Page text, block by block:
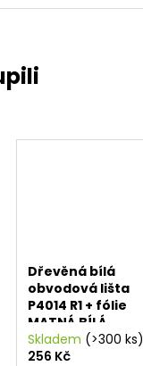
Dřevěná bílá
obvodová lišta
P4014 R1 + fólie
MATNÁ BÍLÁ
RAL9010
Skladem (>300 ks)
256 Kč